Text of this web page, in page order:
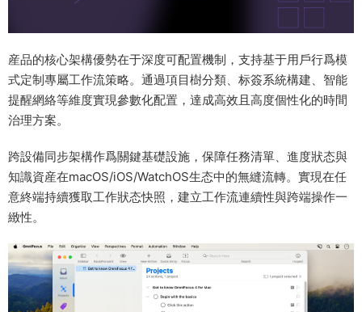
産品的核心架構優勢在于深度可配置機制，支持基于用戶行爲模
式定制專屬工作流策略。通過項目樹分類、标簽系統構建、智能
提醒網絡等維度實現參數化配置，達成高效且高度個性化的時間
治理方案。
跨設備同步架構作爲關鍵基礎設施，保障任務清單、進度狀态與
知識資産在macOS/iOS/WatchOS生态中的無縫流轉。實現在任
意終端持續獲取工作狀态快照，建立工作流連續性與跨端操作一
緻性。